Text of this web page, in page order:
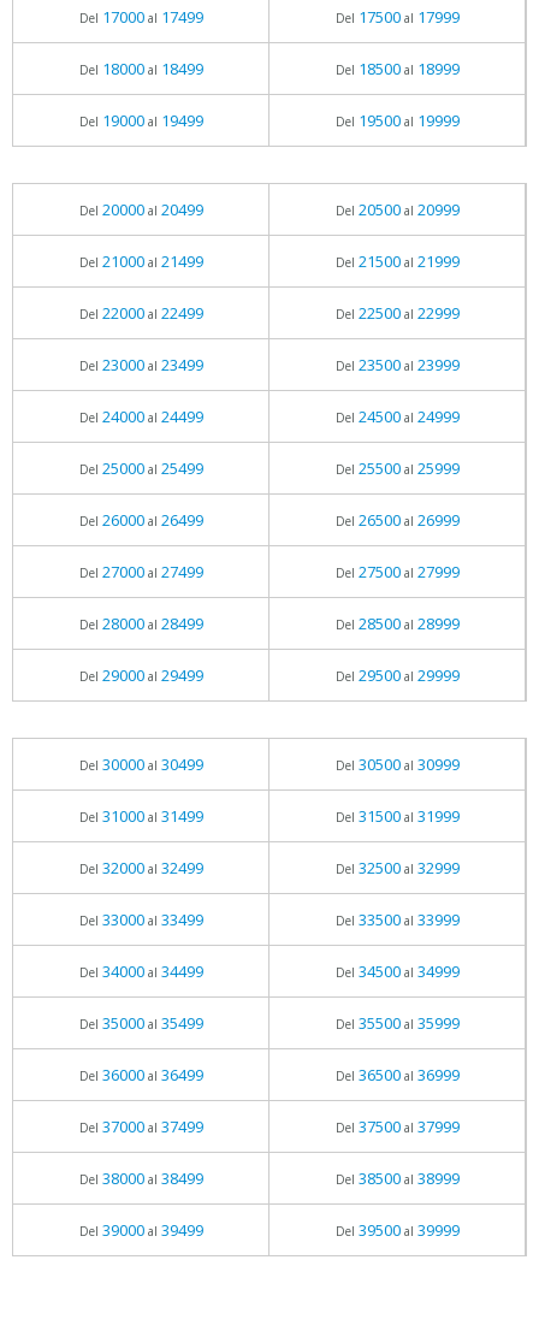
Del 17000al 17499 Del 17500al 17999
Del 18000al 18499 Del 18500al 18999
Del 19000al 19499 Del 19500al 19999
Del 20000al 20499 Del 20500al 20999
Del 21000al 21499 Del 21500al 21999
Del 22000al 22499 Del 22500al 22999
Del 23000al 23499 Del 23500al 23999
Del 24000al 24499 Del 24500al 24999
Del 25000al 25499 Del 25500al 25999
Del 26000al 26499 Del 26500al 26999
Del 27000al 27499 Del 27500al 27999
Del 28000al 28499 Del 28500al 28999
Del 29000al 29499 Del 29500al 29999
Del 30000al 30499 Del 30500al 30999
Del 31000al 31499 Del 31500al 31999
Del 32000al 32499 Del 32500al 32999
Del 33000al 33499 Del 33500al 33999
Del 34000al 34499 Del 34500al 34999
Del 35000al 35499 Del 35500al 35999
Del 36000al 36499 Del 36500al 36999
Del 37000al 37499 Del 37500al 37999
Del 38000al 38499 Del 38500al 38999
Del 39000al 39499 Del 39500al 39999